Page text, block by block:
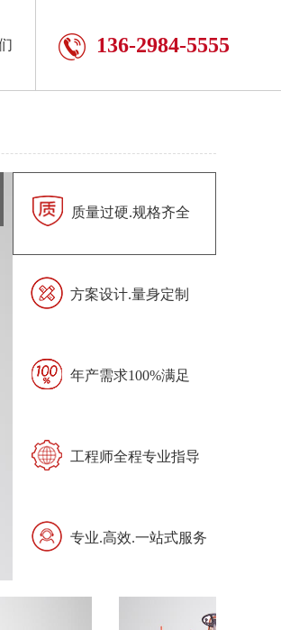
136-2984-5555
质量过硬.规格齐全
方案设计.量身定制
年产需求100%满足
工程师全程专业指导
专业.高效.一站式服务